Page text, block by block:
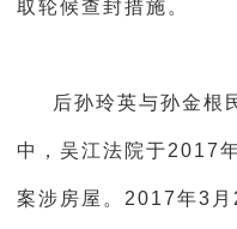
取轮候查封措施。
后孙玲英与孙金根
中，吴江法院于2017
案涉房屋。2017年3